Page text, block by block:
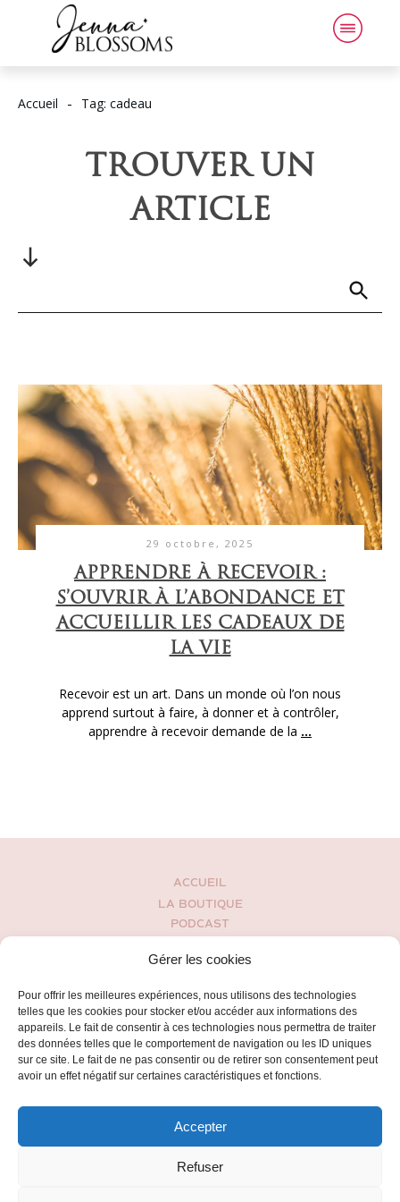
Gérer les cookies
Pour offrir les meilleures expériences, nous utilisons des technologies
telles que les cookies pour stocker et/ou accéder aux informations des
appareils. Le fait de consentir à ces technologies nous permettra de traiter
des données telles que le comportement de navigation ou les ID uniques
sur ce site. Le fait de ne pas consentir ou de retirer son consentement peut
avoir un effet négatif sur certaines caractéristiques et fonctions.
Accepter
Refuser
Accueil - Tag: cadeau
TROUVER UN
ARTICLE
29 octobre, 2025
APPRENDRE À RECEVOIR :
S’OUVRIR À L’ABONDANCE ET
ACCUEILLIR LES CADEAUX DE
LA VIE
Recevoir est un art. Dans un monde où l’on nous
apprend surtout à faire, à donner et à contrôler,
apprendre à recevoir demande de la ...
ACCUEIL
LA BOUTIQUE
PODCAST
BLOG
CONDITIONS GÉNÉRALES DE VENTES
POLITIQUE DE CONFIDENTIALITÉ
CONTACT